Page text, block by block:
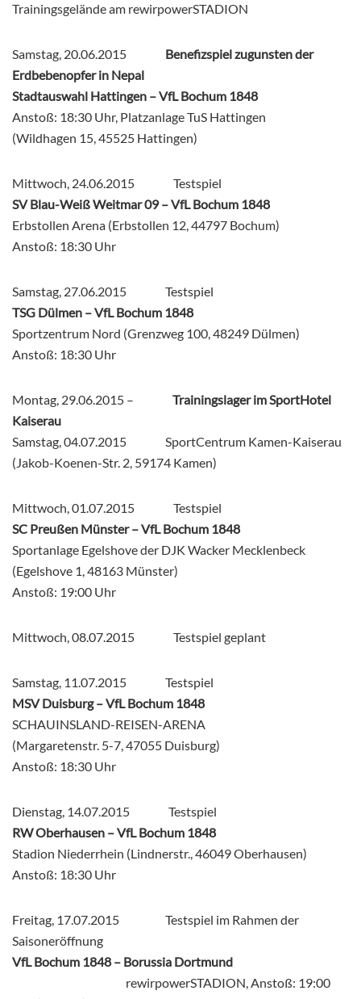
Trainingsgelände am rewirpowerSTADION
Samstag, 20.06.2015 Benefizspiel zugunsten der
Erdbebenopfer in Nepal
Stadtauswahl Hattingen – VfL Bochum 1848
Anstoß: 18:30 Uhr, Platzanlage TuS Hattingen
(Wildhagen 15, 45525 Hattingen)
Mittwoch, 24.06.2015 Testspiel
SV Blau-Weiß Weitmar 09 – VfL Bochum 1848
Erbstollen Arena (Erbstollen 12, 44797 Bochum)
Anstoß: 18:30 Uhr
Samstag, 27.06.2015 Testspiel
TSG Dülmen – VfL Bochum 1848
Sportzentrum Nord (Grenzweg 100, 48249 Dülmen)
Anstoß: 18:30 Uhr
Montag, 29.06.2015 – Trainingslager im SportHotel
Kaiserau
Samstag, 04.07.2015 SportCentrum Kamen-Kaiserau
(Jakob-Koenen-Str. 2, 59174 Kamen)
Mittwoch, 01.07.2015 Testspiel
SC Preußen Münster – VfL Bochum 1848
Sportanlage Egelshove der DJK Wacker Mecklenbeck
(Egelshove 1, 48163 Münster)
Anstoß: 19:00 Uhr
Mittwoch, 08.07.2015 Testspiel geplant
Samstag, 11.07.2015 Testspiel
MSV Duisburg – VfL Bochum 1848
SCHAUINSLAND-REISEN-ARENA
(Margaretenstr. 5-7, 47055 Duisburg)
Anstoß: 18:30 Uhr
Dienstag, 14.07.2015 Testspiel
RW Oberhausen – VfL Bochum 1848
Stadion Niederrhein (Lindnerstr., 46049 Oberhausen)
Anstoß: 18:30 Uhr
Freitag, 17.07.2015 Testspiel im Rahmen der
Saisoneröffnung
VfL Bochum 1848 – Borussia Dortmund
rewirpowerSTADION, Anstoß: 19:00